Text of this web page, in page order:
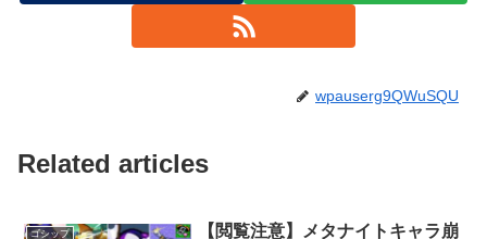
wpauserg9QWuSQU
Related articles
ゴシップ
【閲覧注意】メタナイトキャラ崩